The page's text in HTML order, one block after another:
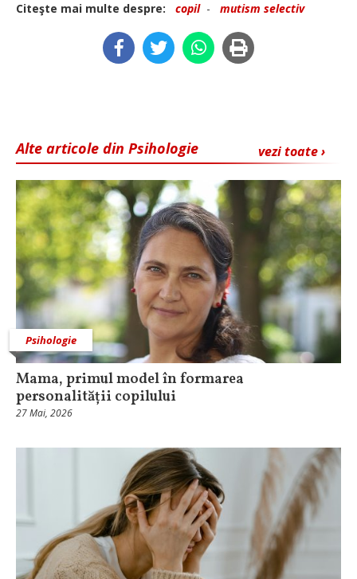
Citeşte mai multe despre:
copil- mutism selectiv
vezi toate ›
Alte articole din Psihologie
Psihologie
Mama, primul model în formarea
personalității copilului
27 Mai, 2026